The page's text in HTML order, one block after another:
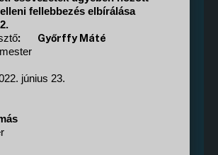
fellebbezés elbírálása
: Győrffy Máté
június 23.